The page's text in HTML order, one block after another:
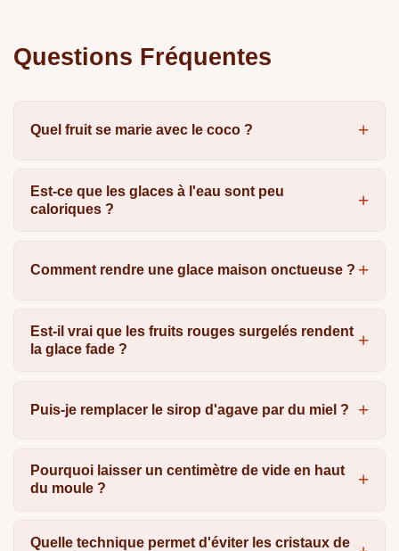
Questions Fréquentes
Quel fruit se marie avec le coco ?
Est-ce que les glaces à l'eau sont peu
caloriques ?
Comment rendre une glace maison onctueuse ?
Est-il vrai que les fruits rouges surgelés rendent
la glace fade ?
Puis-je remplacer le sirop d'agave par du miel ?
Pourquoi laisser un centimètre de vide en haut
du moule ?
Quelle technique permet d'éviter les cristaux de